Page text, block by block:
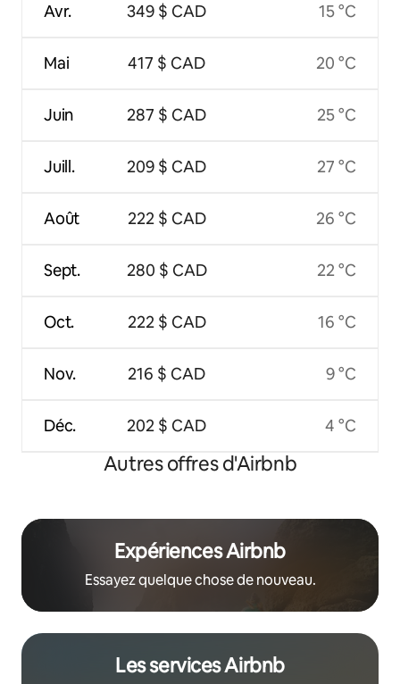
Avr.
Mai
Juin
Juill.
Août
Sept.
Oct.
Nov.
Déc.
349 $ CAD
417 $ CAD
287 $ CAD
209 $ CAD
222 $ CAD
280 $ CAD
222 $ CAD
216 $ CAD
202 $ CAD
15 °C
20 °C
25 °C
27 °C
26 °C
22 °C
16 °C
9 °C
4 °C
Autres offres d'Airbnb
Expériences Airbnb
Essayez quelque chose de nouveau.
Les services Airbnb